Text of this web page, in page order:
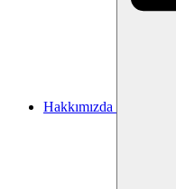
Hakkımızda